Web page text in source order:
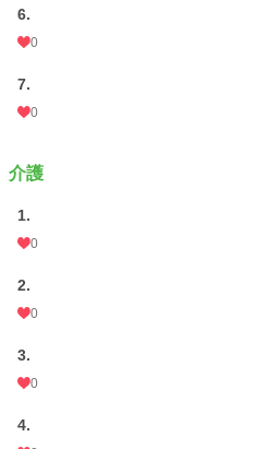
6.
0
7.
0
介護
1.
0
2.
0
3.
0
4.